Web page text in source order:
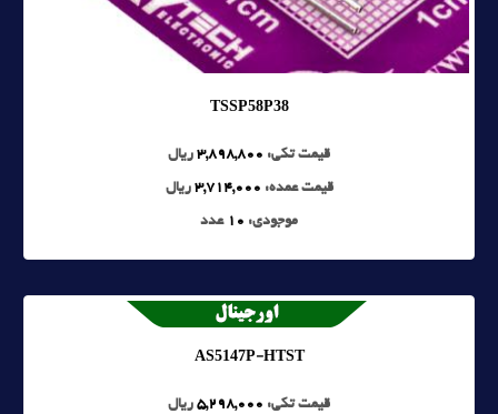
TSSP58P38
قیمت تکی: 3,898,800 ریال
قیمت عمده: 3,714,000 ریال
موجودی: 10 عدد
AS5147P-HTST
قیمت تکی: 5,298,000 ریال